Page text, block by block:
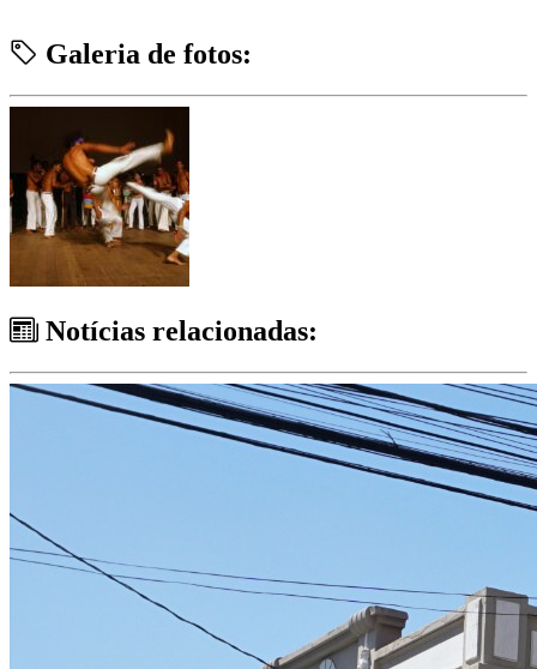
Galeria de fotos:
Notícias relacionadas: